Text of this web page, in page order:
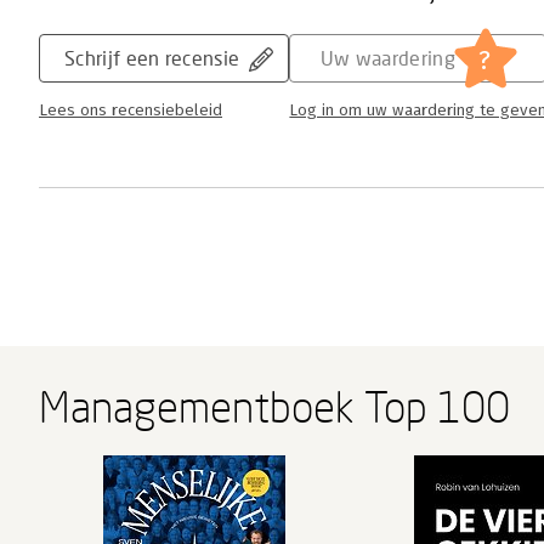
Schrijf een recensie
Lees ons recensiebeleid
Uw waardering ?
Log in om uw waardering te
Managementboek Top 100